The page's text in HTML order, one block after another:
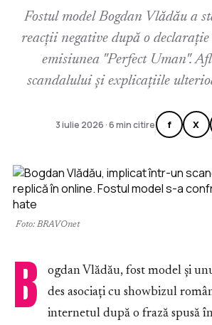
Fostul model Bogdan Vlădău a
reacții negative după o declarație
emisiunea "Perfect Uman".
scandalului și explicațiile
3 iulie 2026 · 6 min citire f X
Foto: BRAVOnet
B
ogdan Vlădău, fost model și
des asociați cu showbizul
internetul după o frază spusă